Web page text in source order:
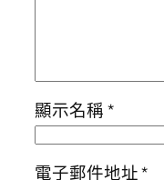
顯示名稱*
電子郵件地址*